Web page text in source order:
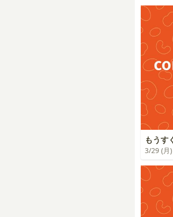
もうす
3/29 (月